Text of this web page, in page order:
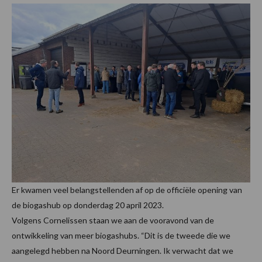
Er kwamen veel belangstellenden af op de officiële opening van
de biogashub op donderdag 20 april 2023.
Volgens Cornelissen staan we aan de vooravond van de
ontwikkeling van meer biogashubs. “Dit is de tweede die we
aangelegd hebben na Noord Deurningen. Ik verwacht dat we